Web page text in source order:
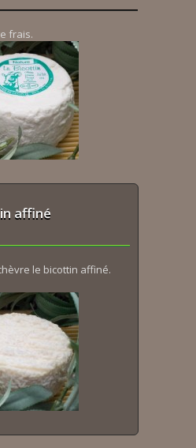
frais.
affiné
le bicottin affiné.